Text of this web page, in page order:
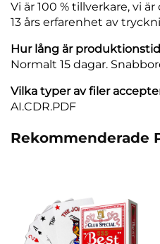
Vi är 100 % tillverkare, vi
13 års erfarenhet av
Hur lång är
Normalt 15 dagar.
Vilka typer av filer
AI.CDR.PDF
Rekommenderade